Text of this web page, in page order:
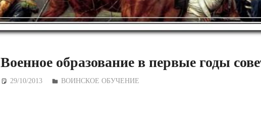
Военное образование в первые годы
29/10/2013 Дежурный по Редакции
ВОИНСКОЕ ОБУЧЕНИЕ